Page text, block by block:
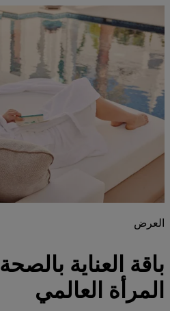
العرض
باقة العناية بالصحة
المرأة العالمي